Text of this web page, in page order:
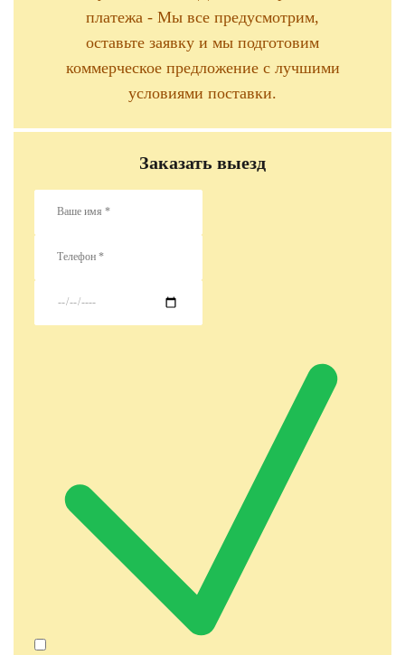
платежа - Мы все предусмотрим,
оставьте заявку и мы подготовим
коммерческое предложение с лучшими
условиями поставки.
Заказать выезд